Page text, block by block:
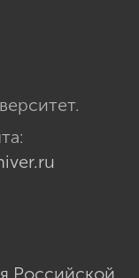
Российской